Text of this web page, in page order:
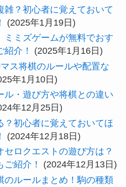
雑？初心者に覚えておいて
(2025年1月19日)
ミミズゲームが無料でおす
介！
(2025年1月16日)
ス将棋のルールや配置な
年1月10日)
ル・遊び方や将棋との違い
年12月25日)
？初心者に覚えておいてほ
(2024年12月18日)
セロクエストの遊び方は？
紹介！
(2024年12月13日)
のルールまとめ！駒の種類